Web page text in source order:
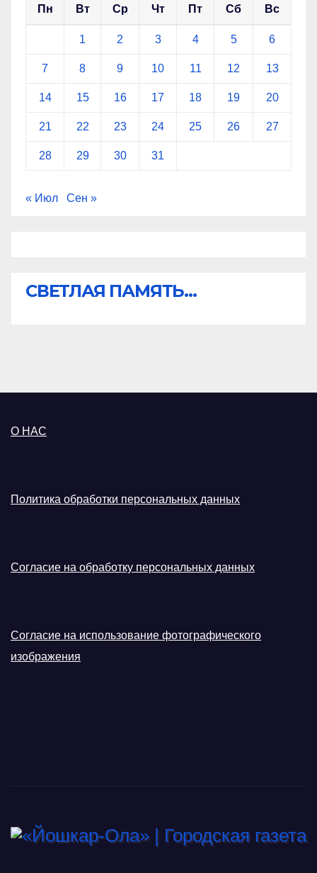
Пн Вт Ср Чт Пт Сб Вс
1 2 3 4 5 6
7 8 9 10 11 12 13
14 15 16 17 18 19 20
21 22 23 24 25 26 27
28 29 30 31
« Июл Сен »
СВЕТЛАЯ ПАМЯТЬ...
О НАС
Политика обработки персональных данных
Согласие на обработку персональных данных
Согласие на использование фотографического
изображения